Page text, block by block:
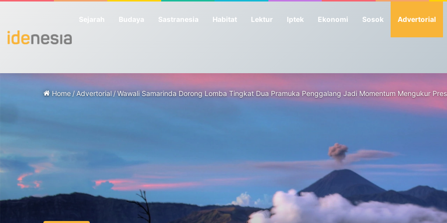
Sejarah Budaya Sastranesia Habitat Lektur Iptek Ekonomi Sosok Advertorial
Home / Advertorial /Wawali Samarinda Dorong Lomba Tingkat Dua Pramuka Penggalang Jadi Momentum Mengukur